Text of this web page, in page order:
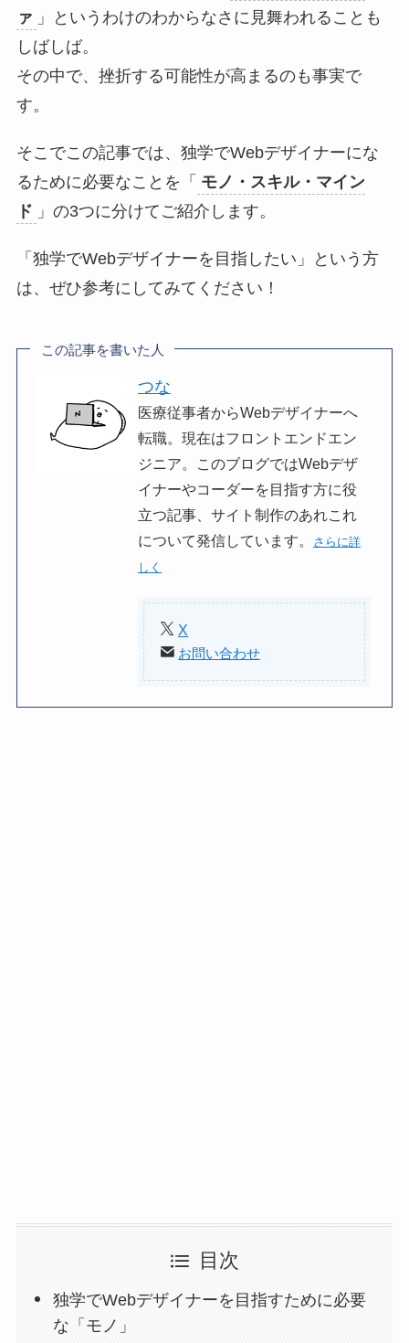
ァ 」というわけのわからなさに見舞われることも
しばしば。
その中で、挫折する可能性が高まるのも事実で
す。
そこでこの記事では、独学でWebデザイナーにな
るために必要なことを「 モノ・スキル・マイン
ド 」の3つに分けてご紹介します。
「独学でWebデザイナーを目指したい」という方
は、ぜひ参考にしてみてください！
この記事を書いた人
つな
医療従事者からWebデザイナーへ
転職。現在はフロントエンドエン
ジニア。このブログではWebデザ
イナーやコーダーを目指す方に役
立つ記事、サイト制作のあれこれ
について発信しています。
さらに詳
しく
X
お問い合わせ
目次
独学でWebデザイナーを目指すために必要
な「モノ」